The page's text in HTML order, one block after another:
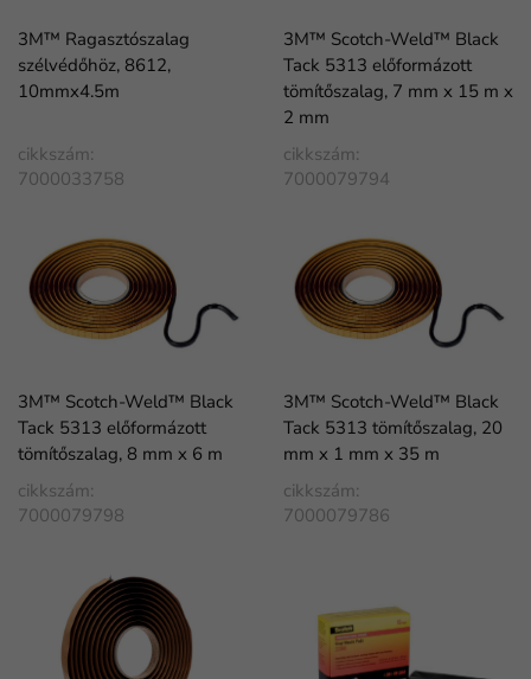
3M™ Ragasztószalag
szélvédőhöz, 8612,
10mmx4.5m
cikkszám:
7000033758
3M™ Scotch-Weld™ Black
Tack 5313 előformázott
tömítőszalag, 7 mm x 15 m x
2 mm
cikkszám:
7000079794
3M™ Scotch-Weld™ Black
Tack 5313 előformázott
tömítőszalag, 8 mm x 6 m
cikkszám:
7000079798
3M™ Scotch-Weld™ Black
Tack 5313 tömítőszalag, 20
mm x 1 mm x 35 m
cikkszám:
7000079786